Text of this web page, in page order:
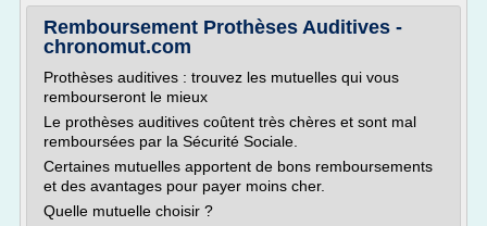
Remboursement Prothèses Auditives -
chronomut.com
Prothèses auditives : trouvez les mutuelles qui vous
rembourseront le mieux
Le prothèses auditives coûtent très chères et sont mal
remboursées par la Sécurité Sociale.
Certaines mutuelles apportent de bons remboursements
et des avantages pour payer moins cher.
Quelle mutuelle choisir ?